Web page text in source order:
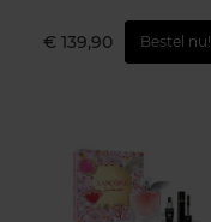
€ 139,90 Bestel nu!